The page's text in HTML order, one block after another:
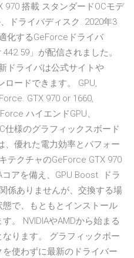
970 搭載 スタンダードOCモデ
ドライバディスク. 2020年3
化するGeForceドライバ
」が配信されました。
ドライバは公式サイトや
ードできます。 GPU,
GTX 970 or 1660,
ハイエンドGPU、
仕様のグラフィックスボード
、優れた電力効率とパフォー
テクチャのGeForce GTX 970
コアを備え、GPU Boost ドラ
係ありませんが、交換する場
で、もともとインストール
。 NVIDIAやAMDから始まる
ります。 グラフィックボー
使わずに最新のドライバー